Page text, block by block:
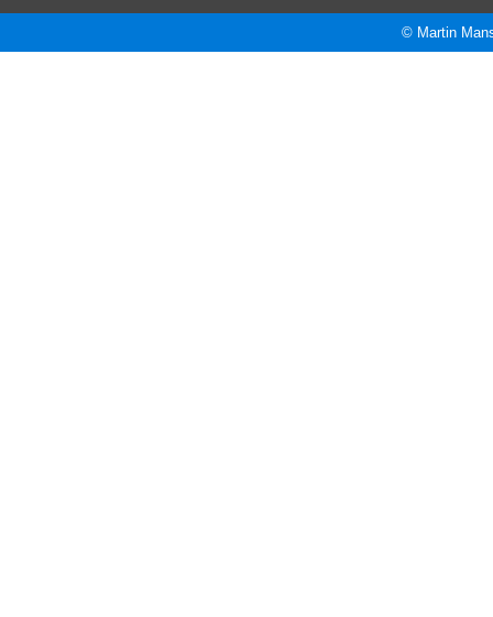
© Martin